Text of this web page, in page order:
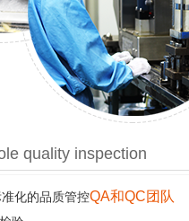
quality inspection
化的品质管控QA和QC团队